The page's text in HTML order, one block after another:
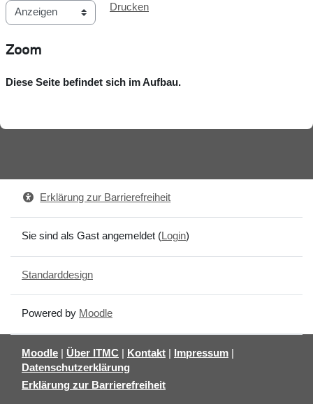
Drucken
Zoom
Diese Seite befindet sich im Aufbau.
Erklärung zur Barrierefreiheit
Sie sind als Gast angemeldet (Login)
Standarddesign
Powered by Moodle
Moodle Über ITMC Kontakt Impressum
Datenschutzerklärung
Erklärung zur Barrierefreiheit